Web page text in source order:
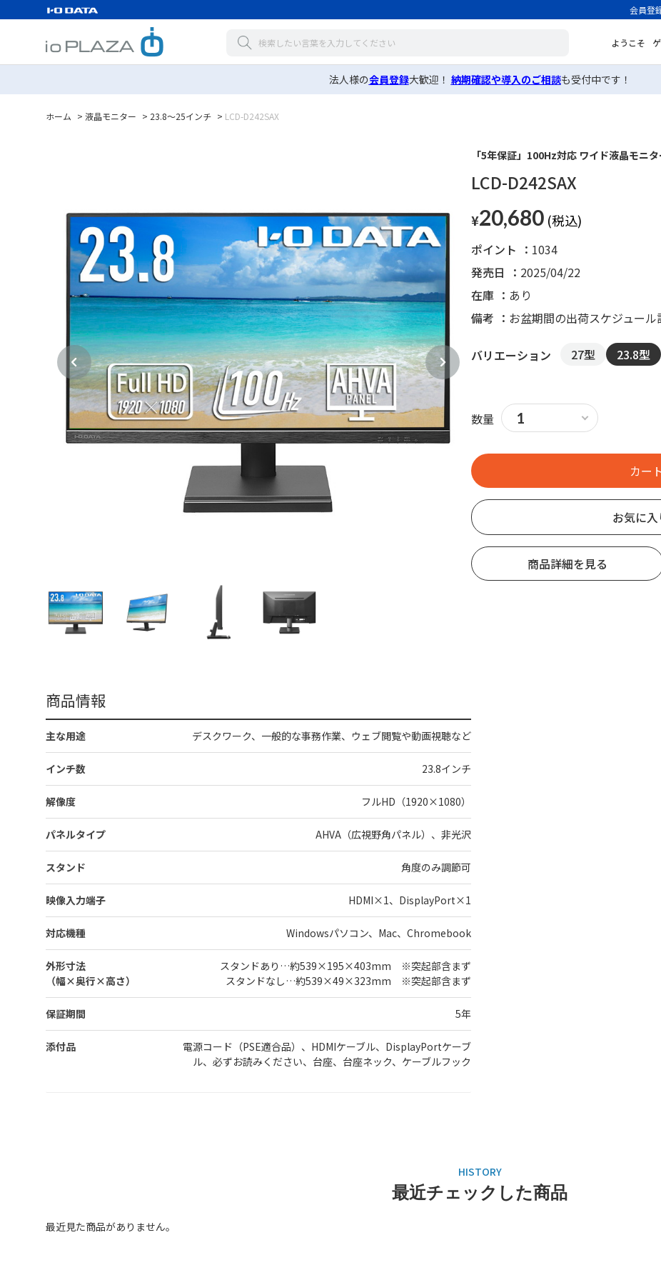
会員登
ようこそ
法人様の会員登録大歓迎！ 納期確認や導入のご相談も受付中です！
ホーム > 液晶モニター > 23.8～25インチ > LCD-D242SAX
商品情報
主な用途 デスクワーク、一般的な事務作業、ウェブ閲覧や動画視聴など
インチ数 23.8インチ
解像度 フルHD（1920×1080）
パネルタイプ AHVA（広視野角パネル）、非光沢
スタンド 角度のみ調節可
映像入力端子 HDMI×1、DisplayPort×1
対応機種 Windowsパソコン、Mac、Chromebook
外形寸法
（幅×奥行×高さ）
スタンドあり…約539×195×403mm ※突起部含まず
スタンドなし…約539×49×323mm ※突起部含まず
保証期間 5年
添付品
電源コード（PSE適合品）、HDMIケーブル、DisplayPortケーブ
ル、必ずお読みください、台座、台座ネック、ケーブルフック
「5年保証」100Hz対応 ワイド液晶モニ
LCD-D242SAX
¥20,680
発売日 2025/04/22
ポイント 1034
在庫
あり
備考
お盆期間の出荷スケジュール
27型 23.8型
数量
お気に
商品詳細を見る
最近チェックした商品
最近見た商品がありません。